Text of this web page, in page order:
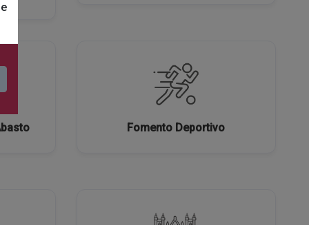
Fomento Deportivo